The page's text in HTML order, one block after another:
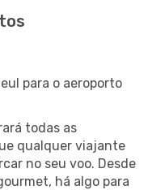
para o aeroporto
todas as
qualquer viajante
no seu voo. Desde
há algo para